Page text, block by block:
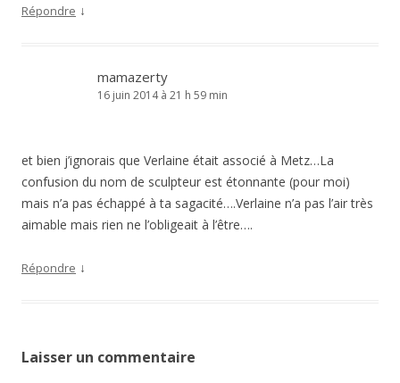
Répondre ↓
mamazerty
16 juin 2014 à 21 h 59 min
et bien j’ignorais que Verlaine était associé à Metz…La
confusion du nom de sculpteur est étonnante (pour moi)
mais n’a pas échappé à ta sagacité….Verlaine n’a pas l’air très
aimable mais rien ne l’obligeait à l’être….
Répondre ↓
Laisser un commentaire